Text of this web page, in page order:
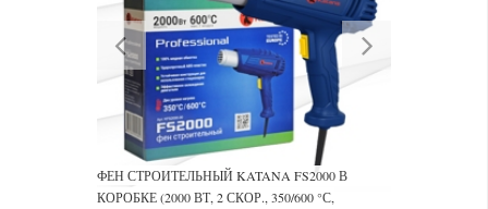
Previous Next
ФЕН СТРОИТЕЛЬНЫЙ KATANA FS2000 В
КОРОБКЕ (2000 ВТ, 2 СКОР., 350/600 °С,